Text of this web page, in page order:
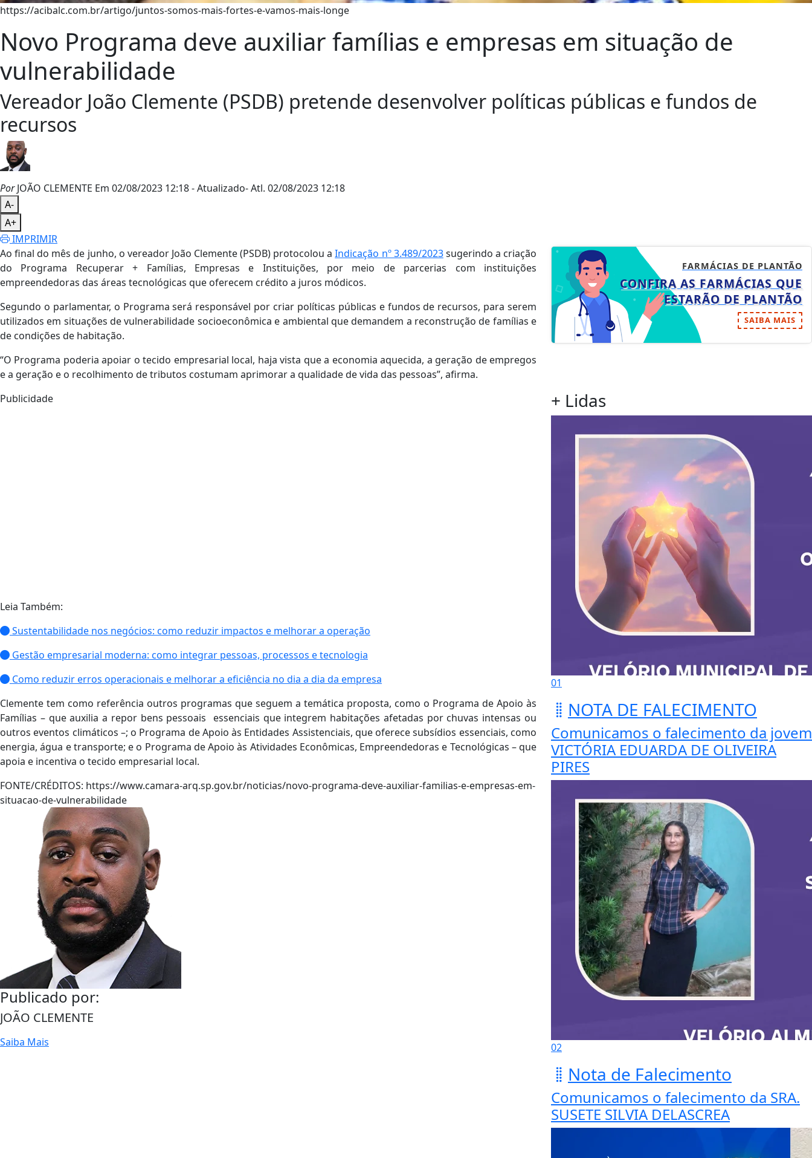
https://acibalc.com.br/artigo/juntos-somos-mais-fortes-e-vamos-mais-longe
Novo Programa deve auxiliar famílias e empresas em situação de
vulnerabilidade
Vereador João Clemente (PSDB) pretende desenvolver políticas públicas e fundos de
recursos
PorJOÃO CLEMENTE Em 02/08/2023 12:18- Atualizado- Atl. 02/08/2023 12:18
A-
A+
IMPRIMIR
Ao final do mês de junho, o vereador João Clemente (PSDB) protocolou aIndicação nº 3.489/2023sugerindo a criação
do Programa Recuperar + Famílias, Empresas e Instituições, por meio de parcerias com instituições
empreendedoras das áreas tecnológicas que oferecem crédito a juros módicos.
Segundo o parlamentar, o Programa será responsável por criar políticas públicas e fundos de recursos, para serem
utilizados em situações de vulnerabilidade socioeconômica e ambiental que demandem a reconstrução de famílias e
de condições de habitação.
“O Programa poderia apoiar o tecido empresarial local, haja vista que a economia aquecida, a geração de empregos
e a geração e o recolhimento de tributos costumam aprimorar a qualidade de vida das pessoas”, afirma.
Publicidade
Leia Também:
Sustentabilidade nos negócios: como reduzir impactos e melhorar a operação
Gestão empresarial moderna: como integrar pessoas, processos e tecnologia
Como reduzir erros operacionais e melhorar a eficiência no dia a dia da empresa
Clemente tem como referência outros programas que seguem a temática proposta, como o Programa de Apoio às
Famílias – que auxilia a repor bens pessoais essenciais que integrem habitações afetadas por chuvas intensas ou
outros eventos climáticos –; o Programa de Apoio às Entidades Assistenciais, que oferece subsídios essenciais, como
energia, água e transporte; e o Programa de Apoio às Atividades Econômicas, Empreendedoras e Tecnológicas – que
apoia e incentiva o tecido empresarial local.
FONTE/CRÉDITOS: https://www.camara-arq.sp.gov.br/noticias/novo-programa-deve-auxiliar-familias-e-empresas-em-
situacao-de-vulnerabilidade
Publicado por:
JOÃO CLEMENTE
Saiba Mais
FARMÁCIAS DE PLANTÃO
CONFIRA AS FARMÁCIAS QUE
ESTARÃO DE PLANTÃO
SAIBA MAIS
+ Lidas
01
NOTA DE FALECIMENTO
Comunicamos o falecimento da jovem
VICTÓRIA EDUARDA DE OLIVEIRA
PIRES
02
Nota de Falecimento
Comunicamos o falecimento da SRA.
SUSETE SILVIA DELASCREA